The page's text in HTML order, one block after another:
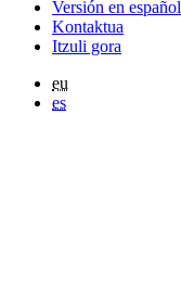
Versión en español
Kontaktua
Itzuli gora
eu
es